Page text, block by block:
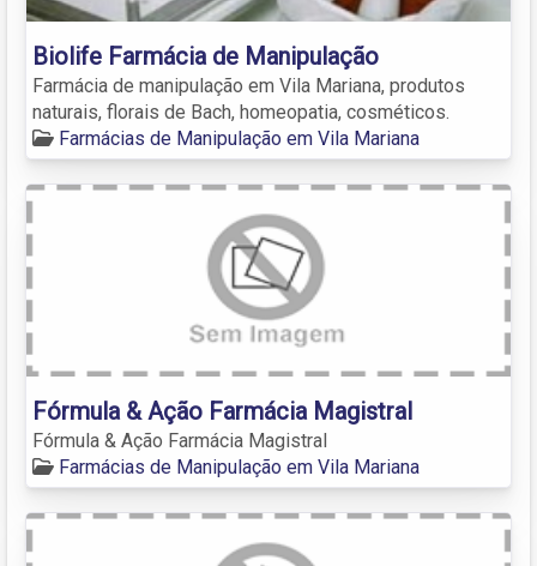
Biolife Farmácia de Manipulação
Farmácia de manipulação em Vila Mariana, produtos
naturais, florais de Bach, homeopatia, cosméticos.
Farmácias de Manipulação em Vila Mariana
Fórmula & Ação Farmácia Magistral
Fórmula & Ação Farmácia Magistral
Farmácias de Manipulação em Vila Mariana